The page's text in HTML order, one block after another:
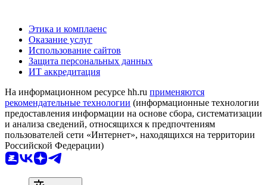
Этика и комплаенс
Оказание услуг
Использование сайтов
Защита персональных данных
ИТ аккредитация
На информационном ресурсе hh.ru применяются
рекомендательные технологии (информационные технологии
предоставления информации на основе сбора, систематизации
и анализа сведений, относящихся к предпочтениям
пользователей сети «Интернет», находящихся на территории
Российской Федерации)